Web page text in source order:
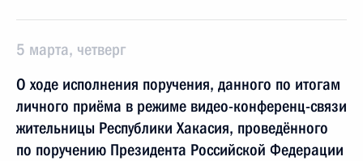
5 марта, четверг
О ходе исполнения поручения, данного по итогам
личного приёма в режиме видео-конференц-связи
жительницы Республики Хакасия, проведённого
по поручению Президента Российской Федерации